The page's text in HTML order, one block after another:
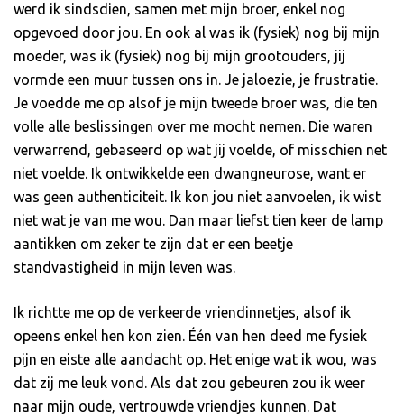
werd ik sindsdien, samen met mijn broer, enkel nog
opgevoed door jou. En ook al was ik (fysiek) nog bij mijn
moeder, was ik (fysiek) nog bij mijn grootouders, jij
vormde een muur tussen ons in. Je jaloezie, je frustratie.
Je voedde me op alsof je mijn tweede broer was, die ten
volle alle beslissingen over me mocht nemen. Die waren
verwarrend, gebaseerd op wat jij voelde, of misschien net
niet voelde. Ik ontwikkelde een dwangneurose, want er
was geen authenticiteit. Ik kon jou niet aanvoelen, ik wist
niet wat je van me wou. Dan maar liefst tien keer de lamp
aantikken om zeker te zijn dat er een beetje
standvastigheid in mijn leven was.
Ik richtte me op de verkeerde vriendinnetjes, alsof ik
opeens enkel hen kon zien. Één van hen deed me fysiek
pijn en eiste alle aandacht op. Het enige wat ik wou, was
dat zij me leuk vond. Als dat zou gebeuren zou ik weer
naar mijn oude, vertrouwde vriendjes kunnen. Dat